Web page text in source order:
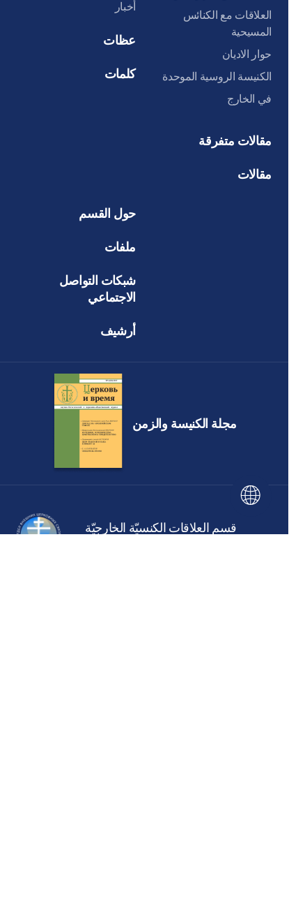
أخبار
عظات
كلمات
العلاقات مع الكنائس
المسيحية
حوار الاديان
الكنيسة الروسية الموحدة
في الخارج
مقالات متفرقة
مقالات
حول القسم
ملفات
شبكات التواصل
الاجتماعي
أرشيف
مجلة الكنيسة والزمن
قسم العلاقات الكنسيّة الخارجيّة